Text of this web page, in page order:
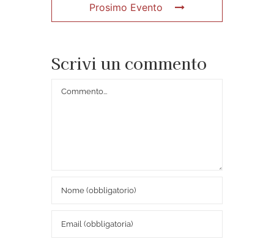
Prosimo Evento
Scrivi un commento
Commento